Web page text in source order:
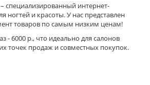
специализированный интернет-
ногтей и красоты. У нас представлен
товаров по самым низким ценам!
- 6000 р., что идеально для салонов
точек продаж и совместных покупок.